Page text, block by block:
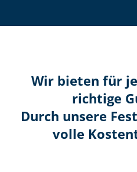
Wir bieten für
richtige
Durch unsere
volle